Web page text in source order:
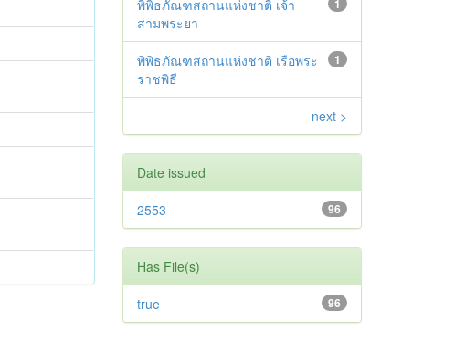
1
พิพิธภัณฑสถานแห่งชาติ เจ้า
สามพระยา
1
พิพิธภัณฑสถานแห่งชาติ เรือพระ
ราชพิธี
next >
Date issued
96
2553
Has File(s)
96
true